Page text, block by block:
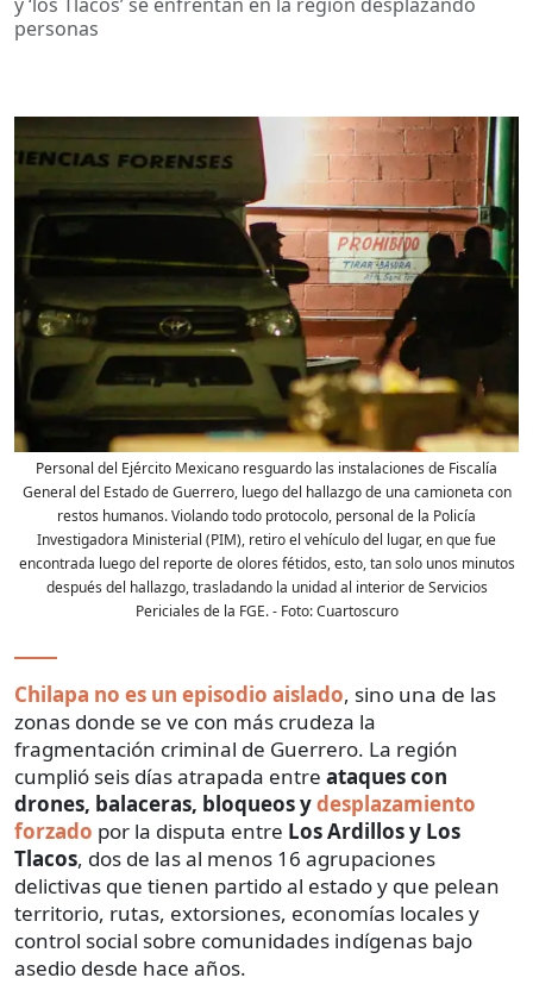
personas
Personal del Ejército Mexicano resguardo las instalaciones de Fiscalía
General del Estado de Guerrero, luego del hallazgo de una camioneta con
restos humanos. Violando todo protocolo, personal de la Policía
Investigadora Ministerial (PIM), retiro el vehículo del lugar, en que fue
encontrada luego del reporte de olores fétidos, esto, tan solo unos minutos
después del hallazgo, trasladando la unidad al interior de Servicios
Periciales de la FGE.- Foto:Cuartoscuro
Chilapa no es un episodio aislado, sino una de las
zonas donde se ve con más crudeza la
fragmentación criminal de Guerrero. La región
cumplió seis días atrapada entre ataques con
drones, balaceras, bloqueos ydesplazamiento
forzado por la disputa entre Los Ardillos y Los
Tlacos, dos de las al menos 16 agrupaciones
delictivas que tienen partido al estado y que pelean
territorio, rutas, extorsiones, economías locales y
control social sobre comunidades indígenas bajo
asedio desde hace años.